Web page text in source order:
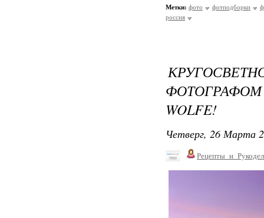
Метки: фото фотподборки
россия
WOLFE!
Четверг, 26 Марта